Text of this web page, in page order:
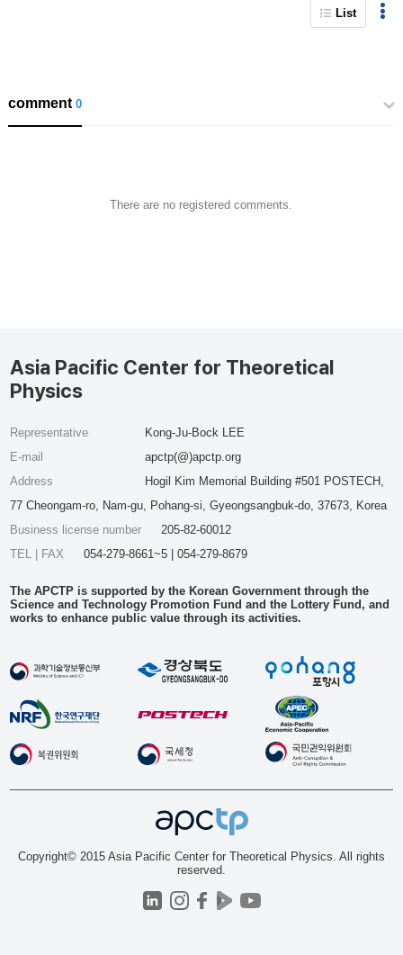
List
comment0
There are no registered comments.
Asia Pacific Center for Theoretical
Physics
Representative
Kong-Ju-Bock LEE
E-mail
apctp(@)apctp.org
Address
Hogil Kim Memorial Building #501 POSTECH,
77 Cheongam-ro, Nam-gu, Pohang-si, Gyeongsangbuk-do, 37673, Korea
Business license number
205-82-60012
TEL | FAX
054-279-8661~5 | 054-279-8679
The APCTP is supported by the Korean Government through the
Science and Technology Promotion Fund and the Lottery Fund, and
works to enhance public value through its activities.
Copyright© 2015 Asia Pacific Center for Theoretical Physics. All rights
reserved.